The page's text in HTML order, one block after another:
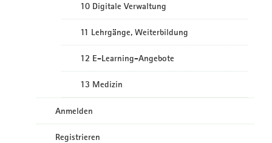
10 Digitale Verwaltung
11 Lehrgänge, Weiterbildung
12 E-Learning-Angebote
13 Medizin
Anmelden
Registrieren